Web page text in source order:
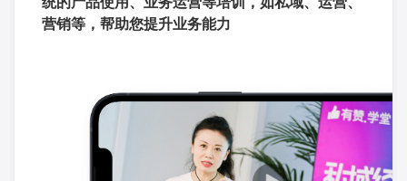
营销等，帮助您提升业务能力